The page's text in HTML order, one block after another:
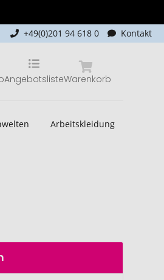
+49(0)201 94 618 0 Kontakt
Warenkorb
Angebotsliste
Arbeitskleidung